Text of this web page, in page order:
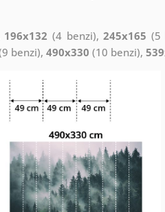
196x132 (4 benzi),245x165 (5
benzi), 490x330 (10 benzi),